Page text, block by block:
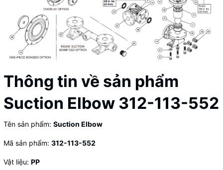
Thông tin về sản phẩm
Suction Elbow 312-113-552
Tên sản phẩm: Suction Elbow
Mã sản phẩm: 312-113-552
Vật liệu: PP